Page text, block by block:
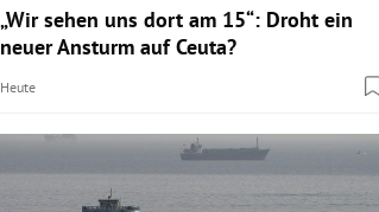
„Wir sehen uns dort am 15“: Droht ein
neuer Ansturm auf Ceuta?
Heute